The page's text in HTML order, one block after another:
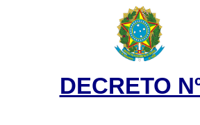
DECRETO